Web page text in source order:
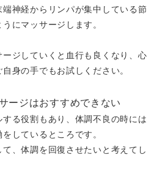
神経からリンパが集中している節
にマッサージします。
ジしていくと血行も良くなり、心
身の手でもお試しください。
ージはおすすめできない
る役割もあり、体調不良の時には
しているところです。
、体調を回復させたいと考えてし